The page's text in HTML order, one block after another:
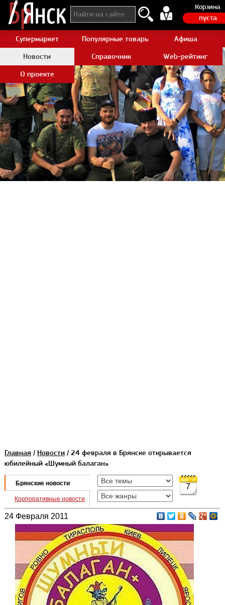
Корзина
пуста
Супермаркет Популярные товары AliexpressАфиша
Новости
Справочник
Web-рейтинг
О проекте
Главная / Новости/ 24 февраля в Брянске открывается
юбилейный «Шумный балаган»
Брянские новости
Корпоративные новости
7
24 Февраля 2011